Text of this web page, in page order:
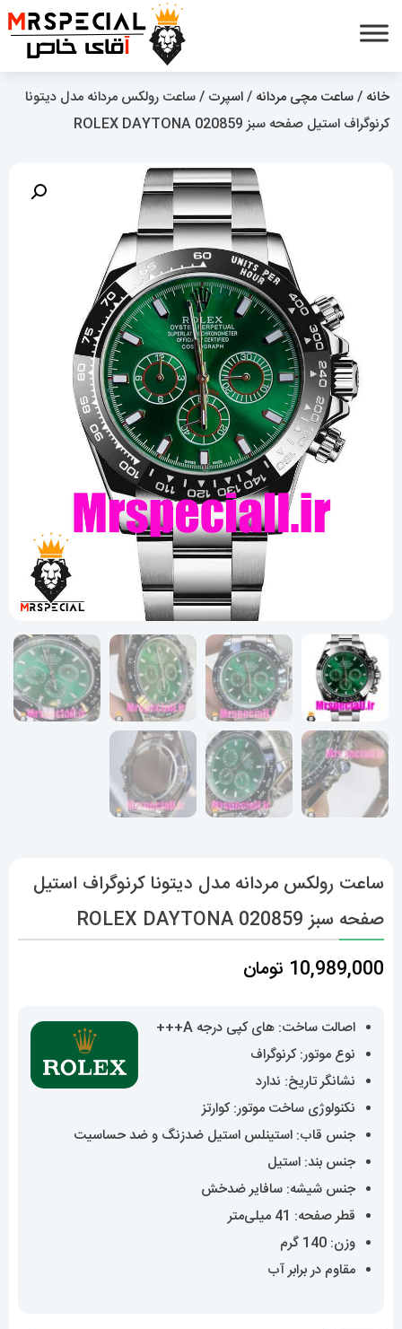
خانه /ساعت مچی مردانه /اسپرت / ساعت رولکس مردانه مدل دیتونا
کرنوگراف استیل صفحه سبز 020859 ROLEX DAYTONA
ساعت رولکس مردانه مدل دیتونا کرنوگراف استیل
صفحه سبز 020859 ROLEX DAYTONA
10,989,000 تومان
اصالت ساخت: های کپی درجه A+++
نوع موتور: کرنوگراف
نشانگر تاریخ: ندارد
نکنولوژی ساخت موتور: کوارتز
جنس قاب: استینلس استیل ضدزنگ و ضد حساسیت
جنس بند: استیل
جنس شیشه: سافایر ضدخش
قطر صفحه: 41 میلی‌متر
وزن: 140 گرم
مقاوم در برابر آب